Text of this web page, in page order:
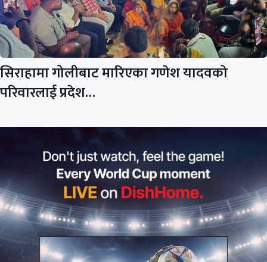
सिराहामा गोलीबाट मारिएका गणेश यादवको
परिवारलाई प्रदेश…